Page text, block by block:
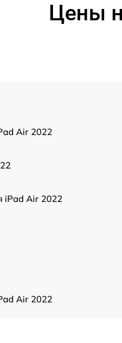
Цены
Air 2022
iPad Air 2022
Air 2022